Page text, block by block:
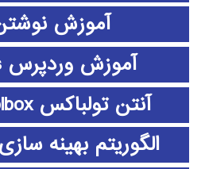
آموزش
آموزش وردپرس wordpress
آنتن تولباکس antenna toolbox
الگوریتم بهینه